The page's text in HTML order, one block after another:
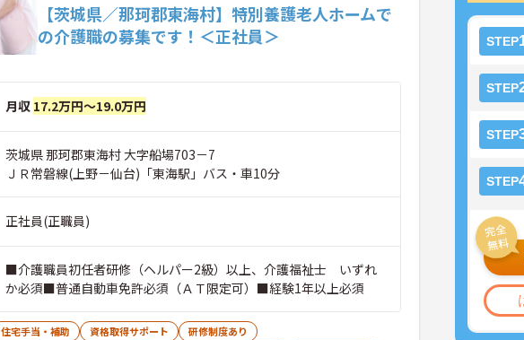
STEP
STEP
STEP
STEP
【茨城県／那珂郡東海村】特別養護老人ホームで
の介護職の募集です！＜正社員＞
月収 17.2万円～19.0万円
茨城県 那珂郡東海村 大字船場703－7
ＪＲ常磐線(上野－仙台)「東海駅」バス・車10分
正社員(正職員)
■介護職員初任者研修（ヘルパー2級）以上、介護福祉士 いずれ
か必須■普通自動車免許必須（ＡＴ限定可）■経験1年以上必須
住宅手当・補助 資格取得サポート
研修制度あり